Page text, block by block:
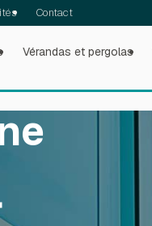
Contact
Vérandas et pergolas